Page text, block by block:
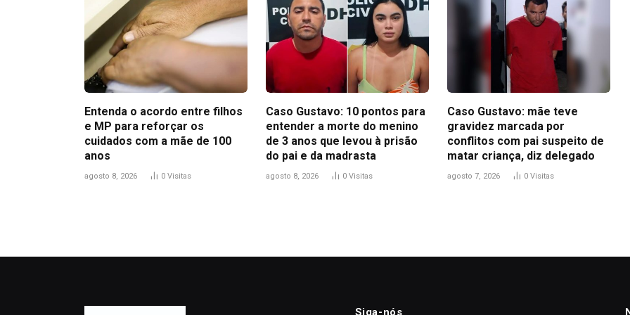
Entenda o acordo entre filhos
e MP para reforçar os
cuidados com a mãe de 100
anos
agosto 8, 2026 0 Visitas
Caso Gustavo: 10 pontos para
entender a morte do menino
de 3 anos que levou à prisão
do pai e da madrasta
agosto 8, 2026 0 Visitas
Caso Gustavo: mãe teve
gravidez marcada por
conflitos com pai suspeito de
matar criança, diz delegado
agosto 7, 2026 0 Visitas
Siga-nós